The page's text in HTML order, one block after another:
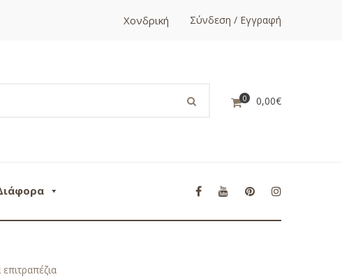
Χονδρική Σύνδεση / Εγγραφή
0 0,00€